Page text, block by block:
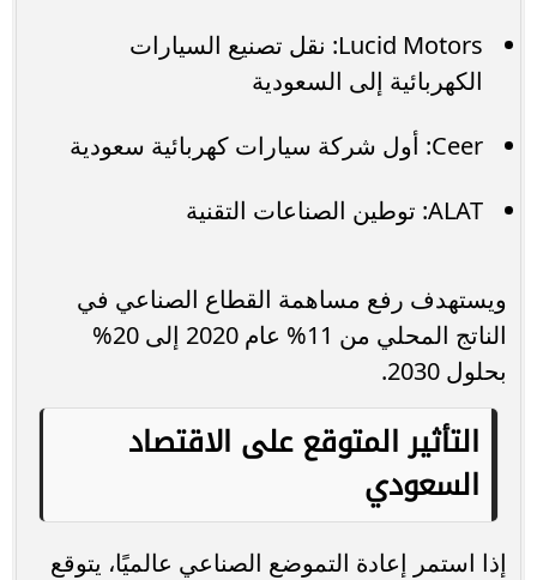
Lucid Motors: نقل تصنيع السيارات
الكهربائية إلى السعودية
Ceer: أول شركة سيارات كهربائية سعودية
ALAT: توطين الصناعات التقنية
ويستهدف رفع مساهمة القطاع الصناعي في
الناتج المحلي من 11% عام 2020 إلى 20%
بحلول 2030.
التأثير المتوقع على الاقتصاد
السعودي
إذا استمر إعادة التموضع الصناعي عالميًا، يتوقع